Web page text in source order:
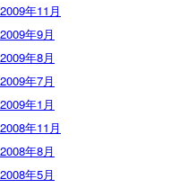
2009年11月
2009年9月
2009年8月
2009年7月
2009年1月
2008年11月
2008年8月
2008年5月